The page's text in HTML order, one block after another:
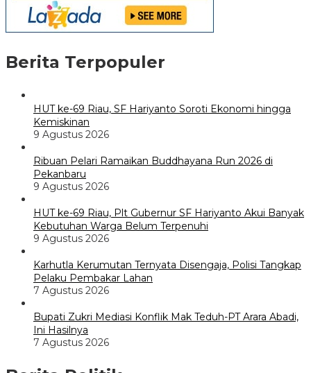
Berita Terpopuler
HUT ke-69 Riau, SF Hariyanto Soroti Ekonomi hingga
Kemiskinan
9 Agustus 2026
Ribuan Pelari Ramaikan Buddhayana Run 2026 di
Pekanbaru
9 Agustus 2026
HUT ke-69 Riau, Plt Gubernur SF Hariyanto Akui Banyak
Kebutuhan Warga Belum Terpenuhi
9 Agustus 2026
Karhutla Kerumutan Ternyata Disengaja, Polisi Tangkap
Pelaku Pembakar Lahan
7 Agustus 2026
Bupati Zukri Mediasi Konflik Mak Teduh-PT Arara Abadi,
Ini Hasilnya
7 Agustus 2026